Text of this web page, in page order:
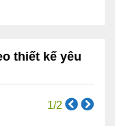
thiết kế yêu
1/2